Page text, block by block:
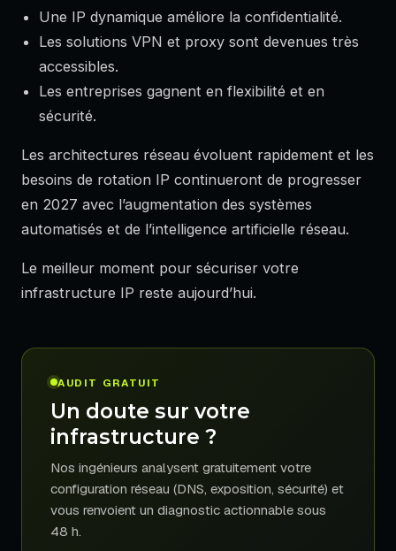
Une IP dynamique améliore la confidentialité.
Les solutions VPN et proxy sont devenues très
accessibles.
Les entreprises gagnent en flexibilité et en
sécurité.
Les architectures réseau évoluent rapidement et les
besoins de rotation IP continueront de progresser
en 2027 avec l’augmentation des systèmes
automatisés et de l’intelligence artificielle réseau.
Le meilleur moment pour sécuriser votre
infrastructure IP reste aujourd’hui.
AUDIT GRATUIT
Un doute sur votre
infrastructure ?
Nos ingénieurs analysent gratuitement votre
configuration réseau (DNS, exposition, sécurité) et
vous renvoient un diagnostic actionnable sous
48 h.